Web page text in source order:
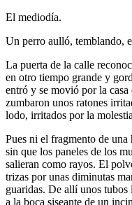
El mediodía.
Un perro aulló, temblando,
La puerta de la calle
en otro tiempo grande y
entró y se movió por la
zumbaron unos ratones
lodo, irritados por la
Pues ni el fragmento de una
sin que los paneles de los
salieran como rayos. El
trizas por unas diminutas
guaridas. De allí unos
a la boca siseante de un